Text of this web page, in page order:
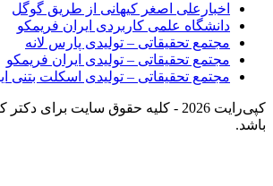
اخبارعلی اصغر کیهانی از طریق گوگل
دانشگاه علمی کاربردی ایران فریمکو
مجتمع تحقیقاتی – تولیدی پارس لانه
مجتمع تحقیقاتی – تولیدی ایران فریمکو
مجتمع تحقیقاتی – تولیدی اسکلت بتنی
کپی‌رایت 2026 - کلیه حقوق سایت برای
باشد.